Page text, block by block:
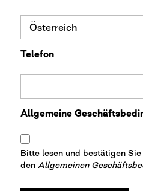
Telefon
Allgemeine
Bitte lesen und bestätigen
den Allgemeinen